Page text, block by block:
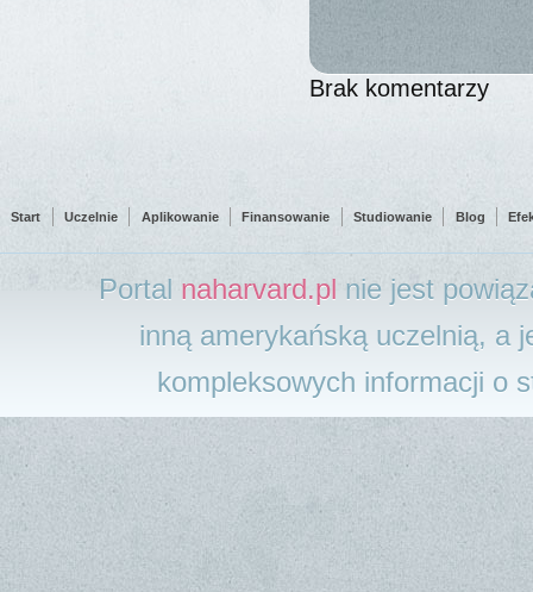
Brak komentarzy
Start Uczelnie Aplikowanie Finansowanie Studiowanie Blog
Portal naharvard.pl nie jest
inną amerykańską uczelnią, a
kompleksowych informacji o